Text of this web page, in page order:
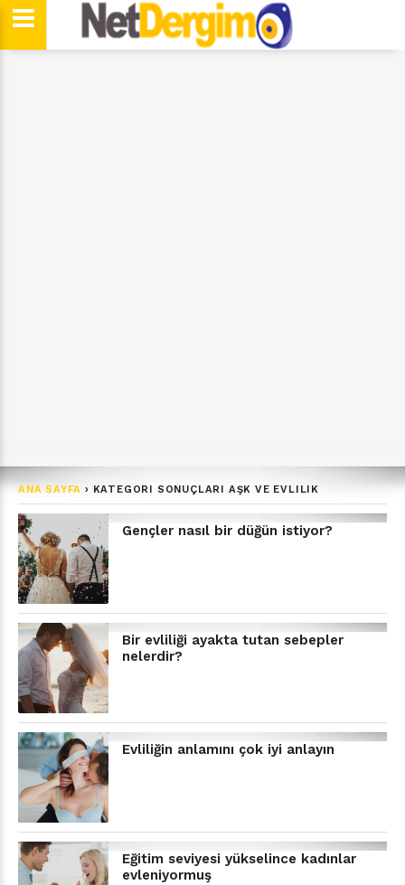
ANA SAYFA › KATEGORI SONUÇLARI AŞK VE EVLILIK
Gençler nasıl bir düğün istiyor?
Bir evliliği ayakta tutan sebepler
nelerdir?
Evliliğin anlamını çok iyi anlayın
Eğitim seviyesi yükselince kadınlar
evleniyormuş